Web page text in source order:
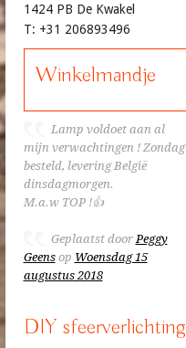
1424 PB De Kwakel
T: +31 206893496
Winkelmandje
Lamp voldoet aan al
mijn verwachtingen ! Zondag
besteld, levering België
dinsdagmorgen.
M.a.w TOP !👍
Geplaatst doorPeggy
Geensop Woensdag 15
augustus 2018
DIY sfeerverlichting